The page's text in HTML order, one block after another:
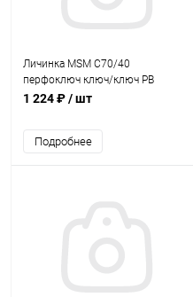
Личинка MSM C70/40
перфоключ ключ/ключ PB
Полированная латунь
1 224 ₽/ шт
Подробнее